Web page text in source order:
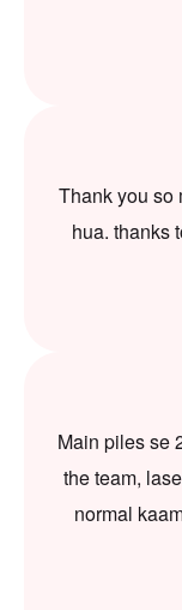
Thank you so
hua. thanks
Main piles se
the team,
normal